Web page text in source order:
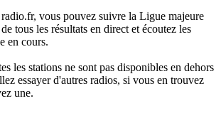
vous pouvez suivre la Ligue majeure
tous les résultats en direct et écoutez les
en cours.
les stations ne sont pas disponibles en dehors
essayer d'autres radios, si vous en trouvez
une.